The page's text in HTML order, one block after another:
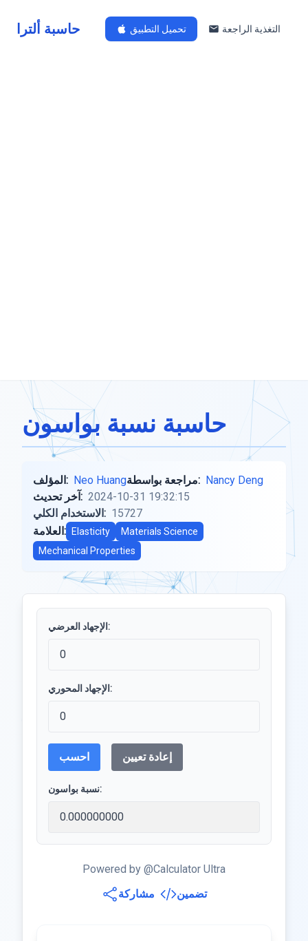
حاسبة ألترا تحميل التطبيق التغذية الراجعة
حاسبة نسبة بواسون
المؤلف: Neo Huang مراجعة بواسطة: Nancy Deng
آخر تحديث: 2024-10-31 19:32:15
الاستخدام الكلي: 15727
العلامة:
Elasticity
Materials Science
Mechanical Properties
الإجهاد العرضي:
الإجهاد المحوري:
احسب إعادة تعيين
نسبة بواسون:
Powered by @Calculator Ultra
مشاركة
تضمين